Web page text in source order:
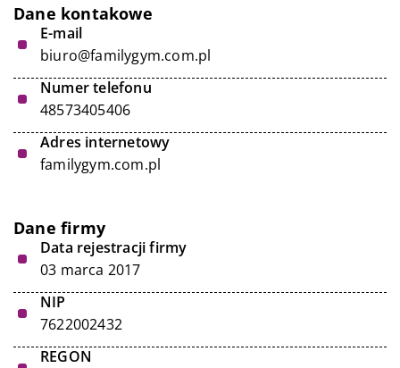
Dane kontakowe
E-mail
biuro@familygym.com.pl
Numer telefonu
48573405406
Adres internetowy
familygym.com.pl
Dane firmy
Data rejestracji firmy
03 marca 2017
NIP
7622002432
REGON